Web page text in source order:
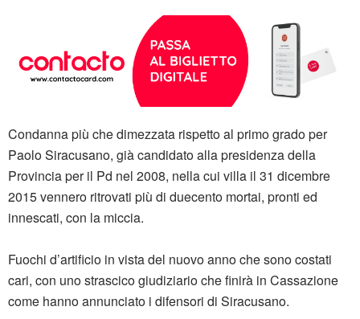
Condanna più che dimezzata rispetto al primo grado per
Paolo Siracusano, già candidato alla presidenza della
Provincia per il Pd nel 2008, nella cui villa il 31 dicembre
2015 vennero ritrovati più di duecento mortai, pronti ed
innescati, con la miccia.
Fuochi d’artificio in vista del nuovo anno che sono costati
cari, con uno strascico giudiziario che finirà in Cassazione
come hanno annunciato i difensori di Siracusano.